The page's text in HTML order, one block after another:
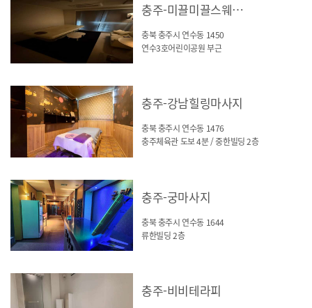
충주-미끌미끌스웨디시
충북 충주시 연수동 1450
연수3호어린이공원 부근
충주-강남힐링마사지
충북 충주시 연수동 1476
충주체육관 도보 4분 / 중한빌딩 2층
충주-궁마사지
충북 충주시 연수동 1644
류한빌딩 2층
충주-비비테라피